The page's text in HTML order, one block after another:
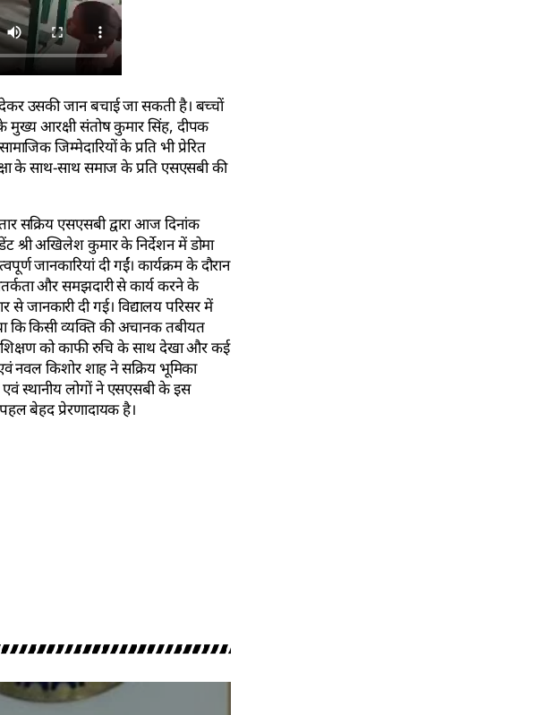
उसकी जान बचाई जा सकती है। बच्चों
मुख्य आरक्षी संतोष कुमार सिंह, दीपक
जिम्मेदारियों के प्रति भी प्रेरित
के साथ-साथ समाज के प्रति एसएसबी की
सक्रिय एसएसबी द्वारा आज दिनांक
अखिलेश कुमार के निर्देशन में डोमा
जानकारियां दी गईं। कार्यक्रम के दौरान
और समझदारी से कार्य करने के
जानकारी दी गई। विद्यालय परिसर में
कि किसी व्यक्ति की अचानक तबीयत
को काफी रुचि के साथ देखा और कई
नवल किशोर शाह ने सक्रिय भूमिका
एवं स्थानीय लोगों ने एसएसबी के इस
बेहद प्रेरणादायक है।